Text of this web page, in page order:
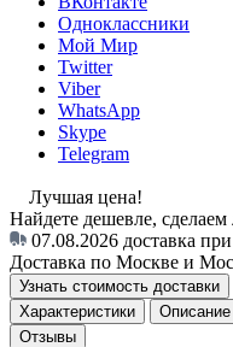
Одноклассники
Мой Мир
Twitter
Viber
WhatsApp
Skype
Telegram
Лучшая цена!
Найдете дешевле,
07.08.2026 доставка
Доставка по Москве и
Узнать стоимость доставки
Характеристики
Описание
Отзывы